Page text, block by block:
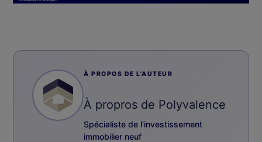
À PROPOS DE L'AUTEUR
À propros de Polyvalence
Spécialiste de l'investissement
immobilier neuf